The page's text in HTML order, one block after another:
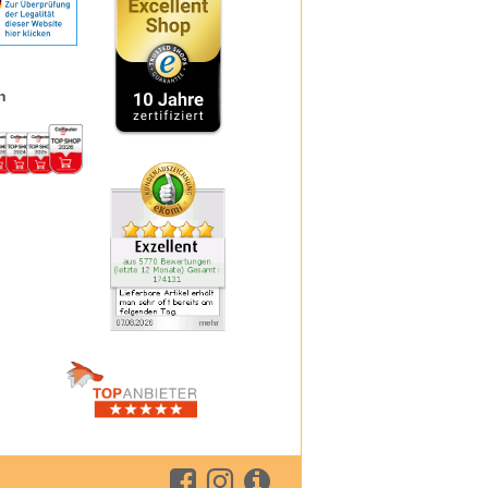
Ferrotone
Formoline L112
GeloMyrtol forte
Granu Fink
Grippostad C
Hansepharm Powereiweiss
H & S
Klimaktoplant
Klosterfrau
La Roche-Posay
Layenberger
Lemon Pharma
Louis Widmer
Medipharma Cosmetics
Meditonsin
Miradent